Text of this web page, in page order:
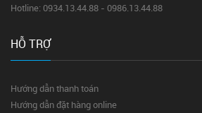
Hotline: 0934.13.44.88 - 0986.13.44.88
HỖ TRỢ
Hướng dẫn thanh toán
Hướng dẫn đặt hàng online